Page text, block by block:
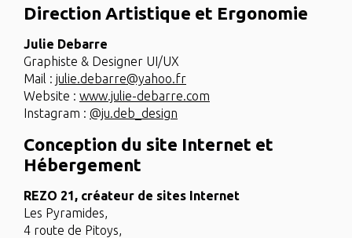
Direction Artistique et Ergonomie
Julie Debarre
Graphiste & Designer UI/UX
Mail : julie.debarre@yahoo.fr
Website : www.julie-debarre.com
Instagram : @ju.deb_design
Conception du site Internet et
Hébergement
REZO 21, créateur de sites Internet
Les Pyramides,
4 route de Pitoys,